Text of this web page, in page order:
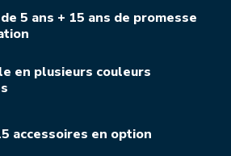
5 ans + 15 ans de promesse
en plusieurs couleurs
accessoires en option